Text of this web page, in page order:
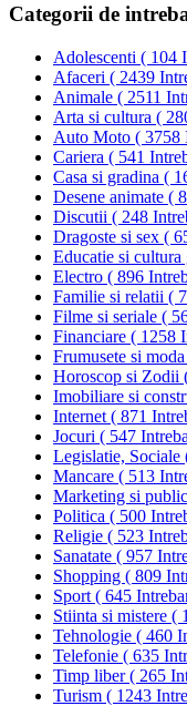
Categorii de
Adolescenti ( 104
Afaceri ( 2439
Animale ( 2511
Arta si cultura (
Auto Moto ( 3758
Cariera ( 541
Casa si gradina (
Desene animate (
Discutii ( 248
Dragoste si sex (
Educatie si cultura
Electro ( 896
Familie si relatii (
Filme si seriale (
Financiare ( 1258
Frumusete si moda
Horoscop si Zodii
Imobiliare si
Internet ( 871
Jocuri ( 547
Legislatie, Sociale
Mancare ( 513
Marketing si
Politica ( 500
Religie ( 523
Sanatate ( 957
Shopping ( 809
Sport ( 645
Stiinta si mistere (
Tehnologie ( 460
Telefonie ( 635
Timp liber( 265
Turism ( 1243